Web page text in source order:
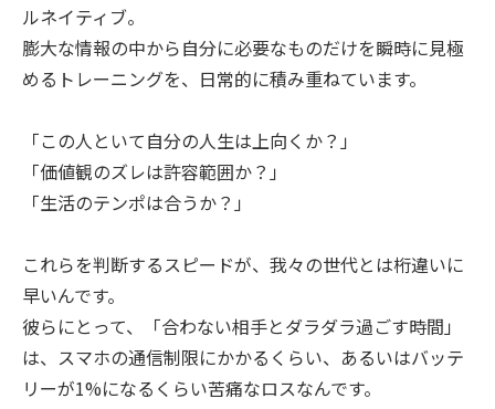
ルネイティブ。
膨大な情報の中から自分に必要なものだけを瞬時に見極
めるトレーニングを、日常的に積み重ねています。
「この人といて自分の人生は上向くか？」
「価値観のズレは許容範囲か？」
「生活のテンポは合うか？」
これらを判断するスピードが、我々の世代とは桁違いに
早いんです。
彼らにとって、「合わない相手とダラダラ過ごす時間」
は、スマホの通信制限にかかるくらい、あるいはバッテ
リーが1%になるくらい苦痛なロスなんです。